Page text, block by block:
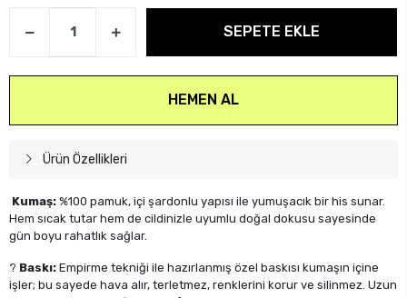
SEPETE EKLE
HEMEN AL
Ürün Özellikleri
Kumaş: %100 pamuk, içi şardonlu yapısı ile yumuşacık bir his sunar.
Hem sıcak tutar hem de cildinizle uyumlu doğal dokusu sayesinde
gün boyu rahatlık sağlar.
? Baskı: Empirme tekniği ile hazırlanmış özel baskısı kumaşın içine
işler; bu sayede hava alır, terletmez, renklerini korur ve silinmez. Uzun